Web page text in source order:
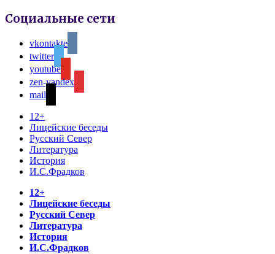
Социальные сети
vkontakte
twitter
youtube
zen-yandex
mail
12+
Лицейские беседы
Русский Север
Литература
История
И.С.Фрадков
12+
Лицейские беседы
Русский Север
Литература
История
И.С.Фрадков